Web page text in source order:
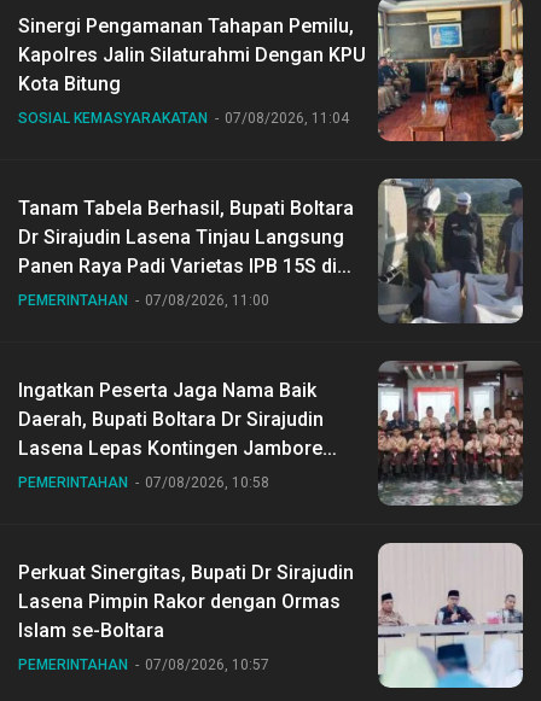
Sinergi Pengamanan Tahapan Pemilu,
Kapolres Jalin Silaturahmi Dengan KPU
Kota Bitung
SOSIAL KEMASYARAKATAN 07/08/2026, 11:04
Tanam Tabela Berhasil, Bupati Boltara
Dr Sirajudin Lasena Tinjau Langsung
Panen Raya Padi Varietas IPB 15S di
Desa Gihang
PEMERINTAHAN 07/08/2026, 11:00
Ingatkan Peserta Jaga Nama Baik
Daerah, Bupati Boltara Dr Sirajudin
Lasena Lepas Kontingen Jambore
Nasional ke XII di Buperta Cibubur
PEMERINTAHAN 07/08/2026, 10:58
Perkuat Sinergitas, Bupati Dr Sirajudin
Lasena Pimpin Rakor dengan Ormas
Islam se-Boltara
PEMERINTAHAN 07/08/2026, 10:57